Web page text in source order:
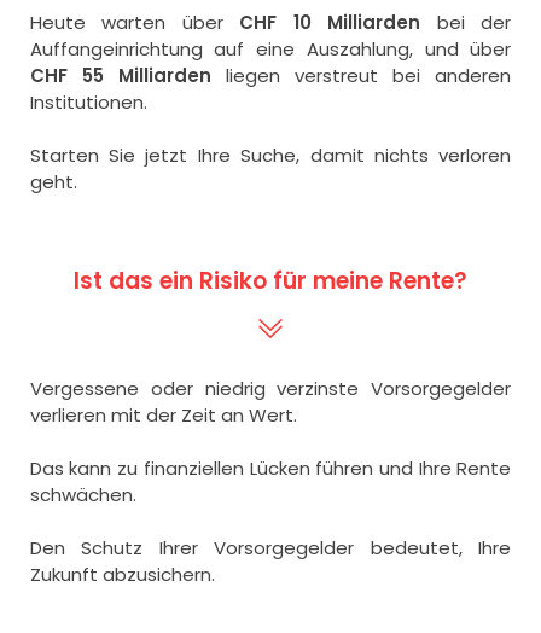
Heute warten über CHF 10 Milliarden bei der
Auffangeinrichtung auf eine Auszahlung, und über
CHF 55 Milliarden liegen verstreut bei anderen
Institutionen.
Starten Sie jetzt Ihre Suche, damit nichts verloren
geht.
Ist das ein Risiko für meine Rente?
Vergessene oder niedrig verzinste Vorsorgegelder
verlieren mit der Zeit an Wert.
Das kann zu finanziellen Lücken führen und Ihre Rente
schwächen.
Den Schutz Ihrer Vorsorgegelder bedeutet, Ihre
Zukunft abzusichern.